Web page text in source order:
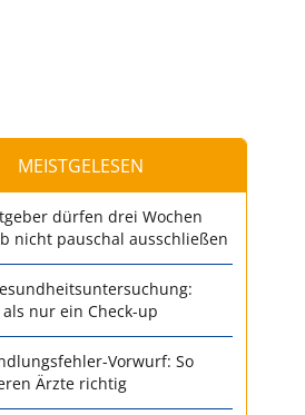
MEISTGELESEN
dürfen drei Wochen
nicht pauschal ausschließen
nur ein Check-up
Vorwurf: So
Ärzte richtig